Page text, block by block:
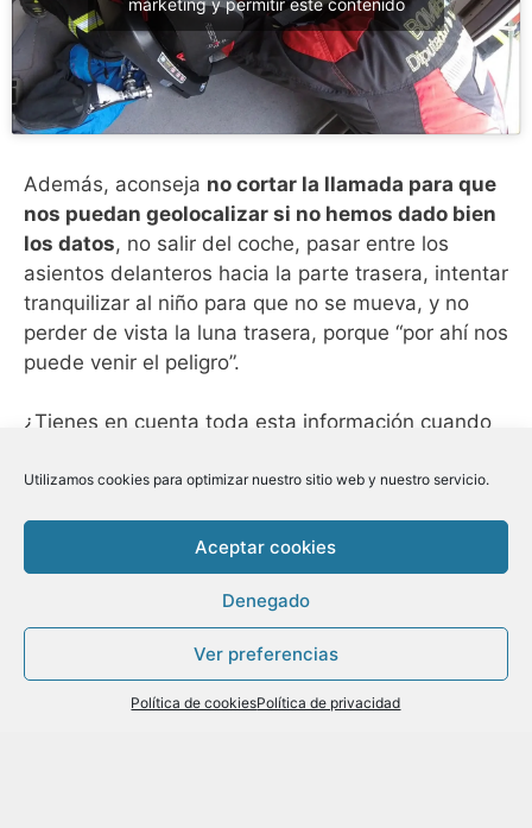
Utilizamos cookies para optimizar nuestro sitio web y nuestro servicio.
Aceptar cookies
Denegado
Ver preferencias
Política de cookiesPolítica de privacidad
márketing y permitir este contenido
Además, aconseja no cortar la llamada para que
nos puedan geolocalizar si no hemos dado bien
los datos, no salir del coche, pasar entre los
asientos delanteros hacia la parte trasera, intentar
tranquilizar al niño para que no se mueva, y no
perder de vista la luna trasera, porque “por ahí nos
puede venir el peligro”.
¿Tienes en cuenta toda esta información cuando
seguridad vial y Sistemas de Retención Infantiles
gracias a Fran Ruiz Mancebo.
Nos encantaría que, al menos, te quedaras con la
una silla de coche adecuada y bien
colocada puede hacer que un accidente